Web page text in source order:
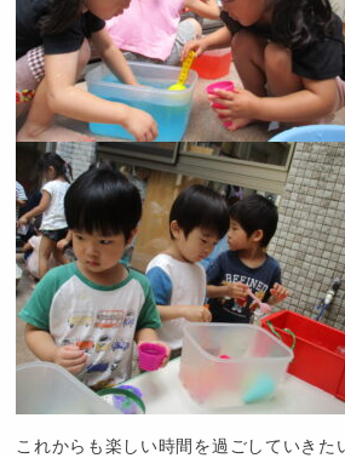
これからも楽しい時間を過ごしていきた